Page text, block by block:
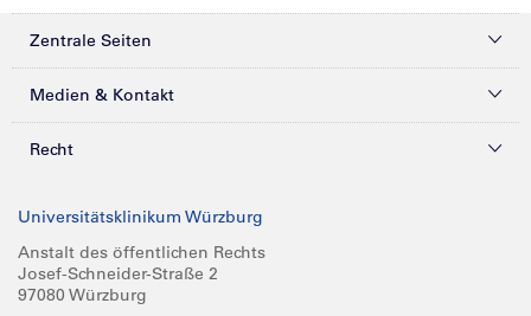
Zentrale Seiten
Kliniken & Zentren
Forschung
Karriere
Medien & Kontakt
Presse
Glossar
Recht
Compliance
Impressum
Universitätsklinikum Würzburg
Anstalt des öffentlichen Rechts
Josef-Schneider-Straße 2
97080 Würzburg